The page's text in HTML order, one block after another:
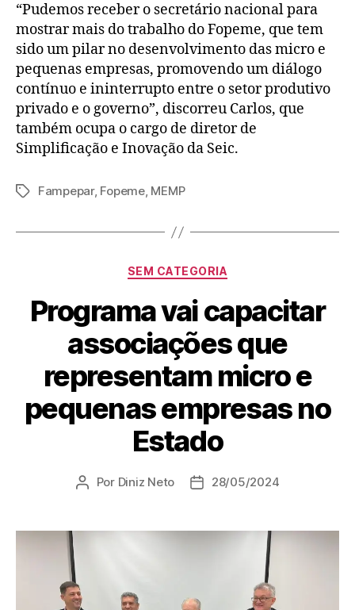
“Pudemos receber o secretário nacional para
mostrar mais do trabalho do Fopeme, que tem
sido um pilar no desenvolvimento das micro e
pequenas empresas, promovendo um diálogo
contínuo e ininterrupto entre o setor produtivo
privado e o governo”, discorreu Carlos, que
também ocupa o cargo de diretor de
Simplificação e Inovação da Seic.
Fampepar, Fopeme, MEMP
SEM CATEGORIA
Programa vai capacitar
associações que
representam micro e
pequenas empresas no
Estado
Por Diniz Neto 28/05/2024